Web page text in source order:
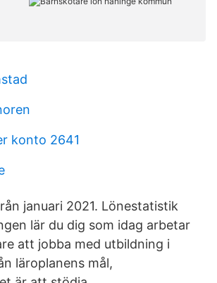
konto 2641
januari 2021. Lönestatistik
lär du dig som idag arbetar
att jobba med utbildning i
läroplanens mål,